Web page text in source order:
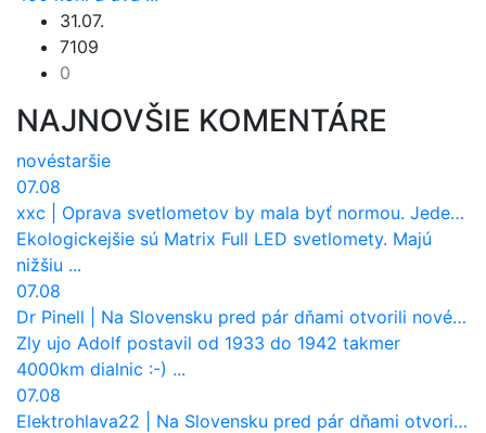
31.07.
7109
0
NAJNOVŠIE KOMENTÁRE
novéstaršie
07.08
xxc
Oprava svetlometov by mala byť normou. Jeden nový dnes stojí priemerne 1251 eur!
Ekologickejšie sú Matrix Full LED svetlomety. Majú
nižšiu ...
07.08
Dr Pinell
Na Slovensku pred pár dňami otvorili nové mosty, ktoré to sú?
Zly ujo Adolf postavil od 1933 do 1942 takmer
4000km dialnic :-) ...
07.08
Elektrohlava22
Na Slovensku pred pár dňami otvorili nové mosty, ktoré to sú?